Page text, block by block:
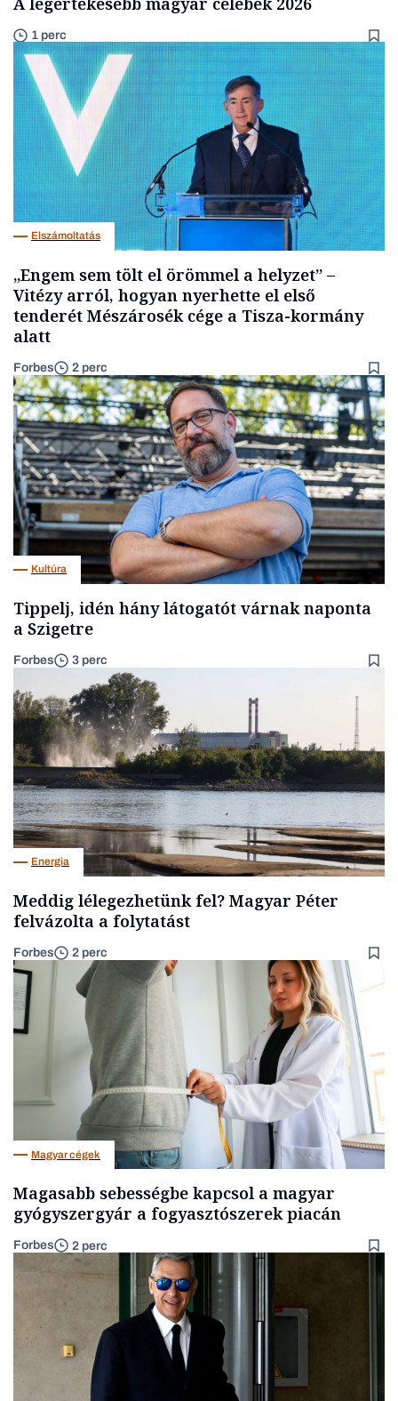
1 perc
Elszámoltatás
„Engem sem tölt el örömmel a helyzet” –
Vitézy arról, hogyan nyerhette el első
tenderét Mészárosék cége a Tisza-kormány
alatt
Forbes 2 perc
Kultúra
Tippelj, idén hány látogatót várnak naponta
a Szigetre
Forbes 3 perc
Energia
Meddig lélegezhetünk fel? Magyar Péter
felvázolta a folytatást
Forbes 2 perc
Magyar cégek
Magasabb sebességbe kapcsol a magyar
gyógyszergyár a fogyasztószerek piacán
Forbes 2 perc